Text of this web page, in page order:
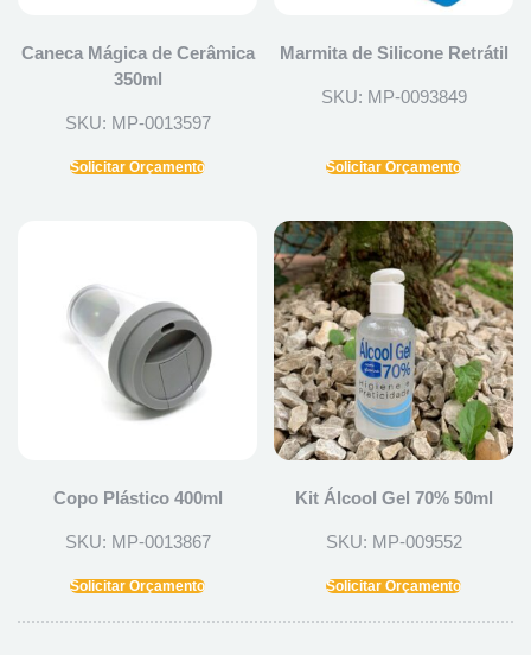
Caneca Mágica de Cerâmica
350ml
SKU: MP-0013597
Solicitar Orçamento
Marmita de Silicone Retrátil
SKU: MP-0093849
Solicitar Orçamento
Copo Plástico 400ml
SKU: MP-0013867
Solicitar Orçamento
Kit Álcool Gel 70% 50ml
SKU: MP-009552
Solicitar Orçamento